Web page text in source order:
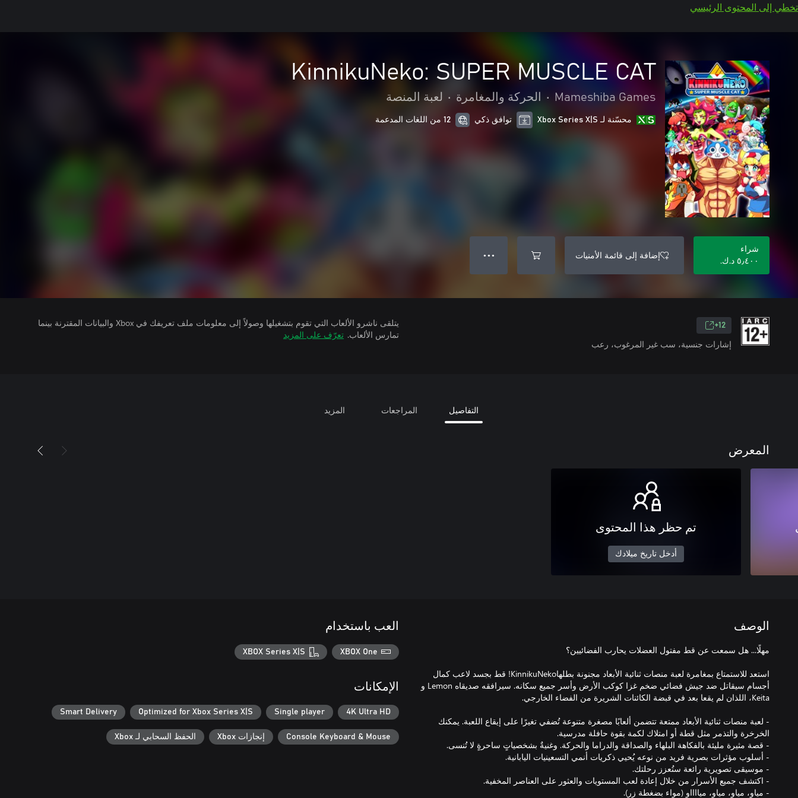
تخطي إلى المحتوى الرئيسي
KinnikuNeko: SUPER MUSCLE CAT
Mameshiba Games
• الحركة والمغامرة • لعبة المنصة
محسّنة لـ Xbox Series X|S توافق ذكي 12 من اللغات المدعمة
شراء
٥٫٤٠٠ د.ك.‏
إضافة إلى قائمة الأمنيات ● ● ●
12+
إشارات جنسية، سب غير المرغوب، رعب
يتلقى ناشرو الألعاب التي تقوم بتشغيلها وصولاً إلى معلومات ملف تعريفك في Xbox والبيانات المقترنة بينما
تمارس الألعاب. تعرّف على المزيد
التفاصيل المراجعات المزيد
المعرض
تم حظر هذا المحتوى
أدخل تاريخ ميلادك
الوصف
استعد للاستمتاع بمغامرة لعبة منصات ثنائية الأبعاد مجنونة بطلهاKinnikuNeko! قط بجسد لاعب كمال
أجسام سيقاتل ضد جيش فضائي ضخم غزا كوكب الأرض وأسر جميع سكانه. سيرافقه صديقاه Lemon و
- لعبة منصات ثنائية الأبعاد ممتعة تتضمن ألعابًا مصغرة متنوعة تُضفي تغيرًا على إيقاع اللعبة. يمكنك
العب باستخدام
XBOX One
XBOX Series X|S
الإمكانات
4K Ultra HD
Single player
Optimized for Xbox Series X|S
Smart Delivery
Console Keyboard & Mouse إنجازات Xbox الحفظ السحابي لـ Xbox